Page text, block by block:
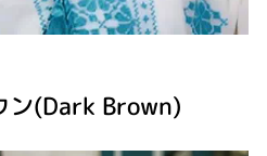
ン(Dark Brown)